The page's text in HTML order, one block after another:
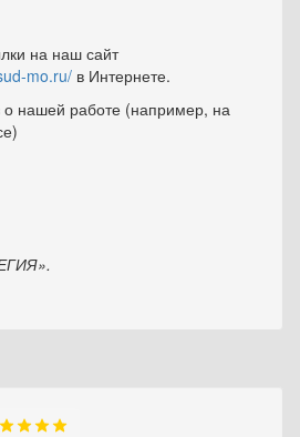
на наш сайт
mo.ru/в Интернете.
о нашей работе (например, на